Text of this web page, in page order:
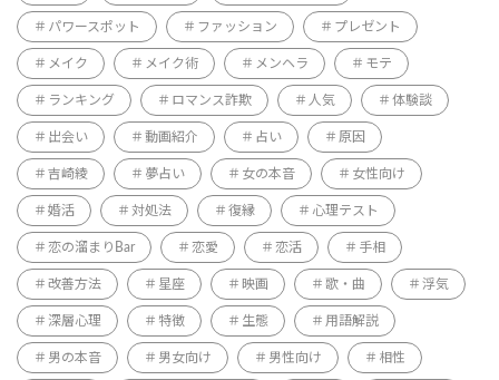
パワースポット ファッション プレゼント
メイク メイク術 メンヘラ モテ
ランキング ロマンス詐欺 人気 体験談
出会い 動画紹介 占い 原因
吉崎綾 夢占い 女の本音 女性向け
婚活 対処法 復縁 心理テスト
恋の溜まりBar 恋愛 恋活 手相
改善方法 星座 映画 歌・曲 浮気
深層心理 特徴 生態 用語解説
男の本音 男女向け 男性向け 相性